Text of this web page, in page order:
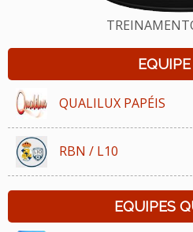
QUALILUX PAPÉIS
RBN / L10
EQUIPES